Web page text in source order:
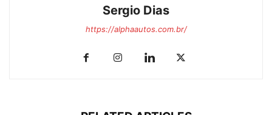
Sergio Dias
https://alphaautos.com.br/